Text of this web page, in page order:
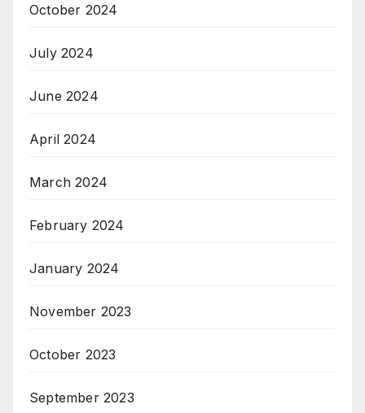
October 2024
July 2024
June 2024
April 2024
March 2024
February 2024
January 2024
November 2023
October 2023
September 2023